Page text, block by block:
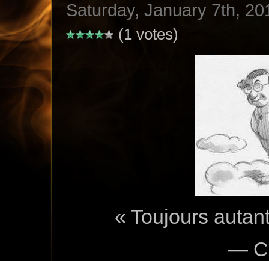
Saturday, January 7th,
(1 votes)
« Toujours
—